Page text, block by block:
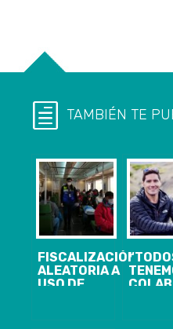
TAMBIÉN TE
FISCALIZACIÓN
ALEATORIA A
USO DE